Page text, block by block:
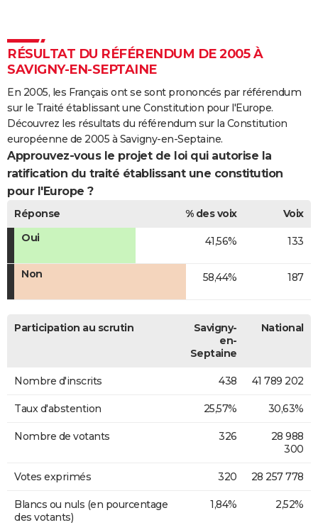
COPAINS D'AVANT
FORUM
Bricolage
Lifestyle
Culture
Sport
Auto
Television
Voyage
Cinema
RÉSULTAT DU RÉFÉRENDUM DE 2005 À
SAVIGNY-EN-SEPTAINE
En 2005, les Français ont se sont prononcés par référendum
sur le Traité établissant une Constitution pour l'Europe.
Découvrez les résultats du référendum sur la Constitution
européenne de 2005 à Savigny-en-Septaine.
Approuvez-vous le projet de loi qui autorise la
ratification du traité établissant une constitution
pour l'Europe ?
Réponse % des voix
Voix
Oui
41,56% 133
Non 58,44% 187
Participation au scrutin
Savigny-
en-
Septaine
National
Nombre d'inscrits 438 41 789 202
Taux d'abstention 25,57% 30,63%
Nombre de votants 326
28 988
300
Votes exprimés 320 28 257 778
Blancs ou nuls (en pourcentage
des votants)
1,84% 2,52%